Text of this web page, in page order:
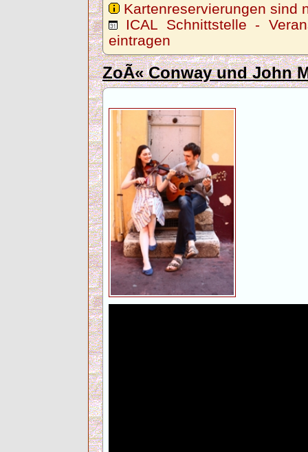
Kartenreservierungen sind
ICAL Schnittstelle -
eintragen
ZoÃ« Conway und John